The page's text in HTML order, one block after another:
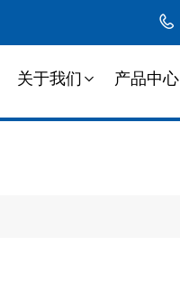
关于我们 产品中心